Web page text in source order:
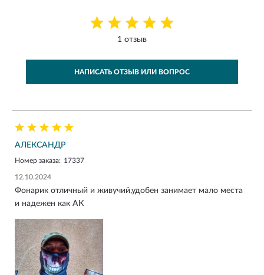
1 отзыв
НАПИСАТЬ ОТЗЫВ ИЛИ ВОПРОС
АЛЕКСАНДР
Номер заказа: 17337
12.10.2024
Фонарик отличный и живучий,удобен занимает мало места
и надежен как АК